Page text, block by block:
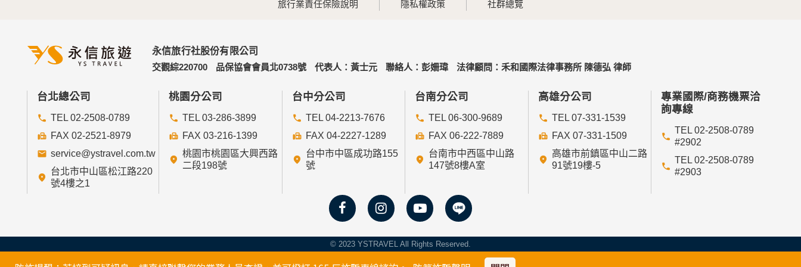
旅行業責任保險說明 隱私權政策 社群總覽
永信旅行社股份有限公司
交觀綜220700
品保協會會員北0738號 代表人：黃士元 聯絡人：彭姍瑋 法律顧問：禾和國際法律事務所 陳德弘 律師
台北總公司
TEL 02-2508-0789
FAX 02-2521-8979
service@ystravel.com.tw
台北市中山區松江路220
號4樓之1
桃園分公司
TEL 03-286-3899
FAX 03-216-1399
桃園市桃園區大興西路
二段198號
台中分公司
TEL 04-2213-7676
FAX 04-2227-1289
台中市中區成功路155
號
台南分公司
TEL 06-300-9689
FAX 06-222-7889
台南市中西區中山路
147號8樓A室
高雄分公司
TEL 07-331-1539
FAX 07-331-1509
高雄市前鎮區中山二路
91號19樓-5
專業國際/商務機票洽
詢專線
TEL 02-2508-0789
#2902
TEL 02-2508-0789
#2903
© 2023 YSTRAVEL All Rights Reserved.